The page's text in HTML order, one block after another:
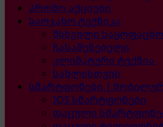
პრომო აქციები
საოჯახო ტექნიკა
მსხვილი
ჩასაშენებელი
კლიმატური ტექნია
სახლისთვის
სმარტფონები |
IOS სმარტფონები
დაცული